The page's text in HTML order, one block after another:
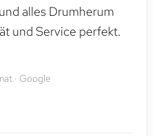
alles Drumherum
und Service perfekt.
· Google